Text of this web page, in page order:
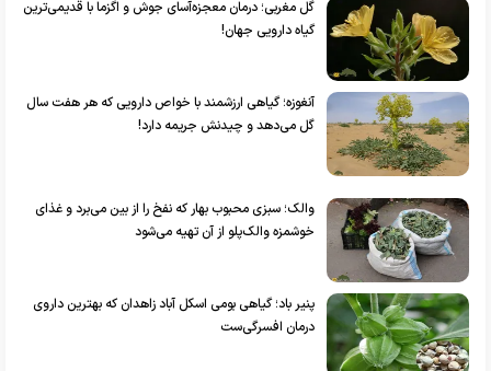
گل مغربی؛ درمان معجزه‌آسای جوش و اگزما با قدیمی‌ترین
گیاه دارویی جهان!
آنغوزه؛ گیاهی ارزشمند با خواص دارویی که هر هفت سال
گل می‌دهد و چیدنش جریمه دارد!
والک؛ سبزی محبوب بهار که نفخ را از بین می‌برد و غذای
خوشمزه والک‌پلو از آن تهیه می‌شود
پنیر باد؛ گیاهی بومی اسکل آباد زاهدان که بهترین داروی
درمان افسرگی‌ست